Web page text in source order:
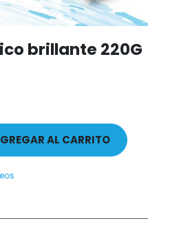
brillante 220G
AL CARRITO